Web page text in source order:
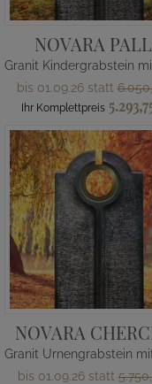
NOVARA
bis 01.09.26 statt
Ihr Komplettpreis
NOVARA
bis 01.09.26 statt